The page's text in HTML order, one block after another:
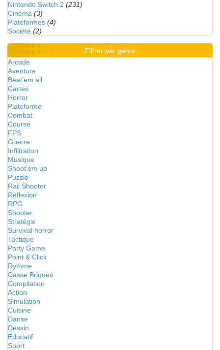
Nintendo Switch 2 (231)
Cinéma (3)
Plateformes (4)
Société (2)
Filtrer par genre
Arcade
Aventure
Beat'em all
Cartes
Horror
Plateforme
Combat
Course
FPS
Guerre
Infiltration
Musique
Shoot'em up
Puzzle
Rail Shooter
Réflexion
RPG
Shooter
Stratégie
Survival horror
Tactique
Party Game
Point & Click
Rythme
Casse Briques
Compilation
Action
Simulation
Cuisine
Danse
Dessin
Educatif
Sport